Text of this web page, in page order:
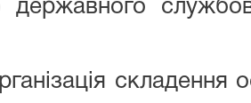
державного